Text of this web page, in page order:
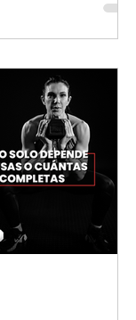
hacia
los años. Estas
que darán forma al
en el futuro
como base de la
muscular se
práctica para la